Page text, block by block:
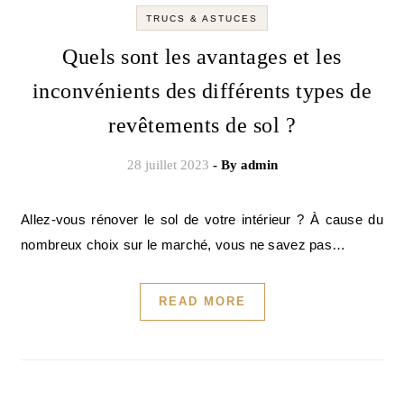
TRUCS & ASTUCES
Quels sont les avantages et les
inconvénients des différents types de
revêtements de sol ?
28 juillet 2023 - By admin
Allez-vous rénover le sol de votre intérieur ? À cause du
nombreux choix sur le marché, vous ne savez pas…
READ MORE